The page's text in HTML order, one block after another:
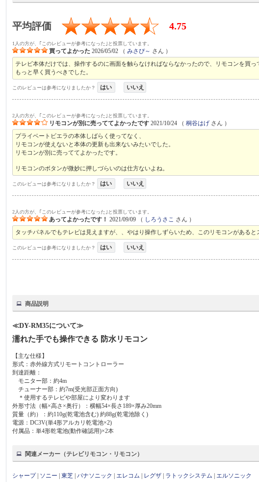
平均評価 4.75
1人の方が、｢このレビューが参考になった｣と投票しています。
買ってよかった 2026/05/02 （みさぴ～ さん ）
テレビ本体だけでは、操作するのに画面を触らなければならなかったので、リモコンを買っ
もっと早く買うべきでした。
このレビューは参考になりましたか？ はい いいえ
2人の方が、｢このレビューが参考になった｣と投票しています。
リモコンが別に売っててよかったです 2021/10/24 （桐谷はげ さん ）
プライベートビエラの本体しばらく使ってなく、
リモコンが使えないと本体の更新も出来ないみたいでした。
リモコンが別に売っててよかったです。
リモコンのボタンが微妙に押しづらいのは仕方ないよね。
このレビューは参考になりましたか？ はい いいえ
2人の方が、｢このレビューが参考になった｣と投票しています。
あってよかったです！ 2021/09/09 （ しろうさこ さん ）
タッチパネルでもテレビは見えますが、、やはり操作しずらいため、このリモコンがある
このレビューは参考になりましたか？ はい いいえ
商品説明
≪DY-RM35について≫
濡れた手でも操作できる 防水リモコン
【主な仕様】
形式：赤外線方式リモートコントローラー
到達距離：
モニター部：約4m
チューナー部：約7m(受光部正面方向)
＊使用するテレビや部屋により変わります
外形寸法（幅×高さ×奥行）：横幅54×長さ189×厚み20mm
質量（約）：約110g(乾電池含む) 約88g(乾電池除く)
電源：DC3V(単4形アルカリ乾電池×2)
付属品：単4形乾電池(動作確認用)×2本
関連メーカー（テレビリモコン・リモコン）
シャープ| ソニー |東芝 |パナソニック エレコム レグザ ラトックシステム エルソニック